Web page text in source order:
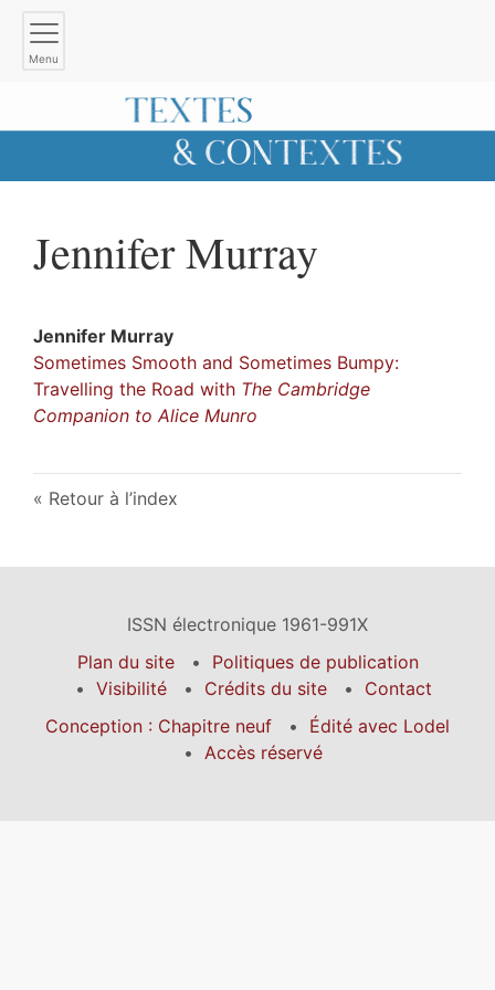
Menu
JenniferMurray
Jennifer Murray
Sometimes Smooth and Sometimes Bumpy:
Travelling the Road with The Cambridge
Companion to Alice Munro
Retour à l’index
ISSN électronique 1961-991X
Plan du site
Politiques de publication
Visibilité
Crédits du site
Contact
Conception : Chapitre neuf
Édité avec Lodel
Accès réservé